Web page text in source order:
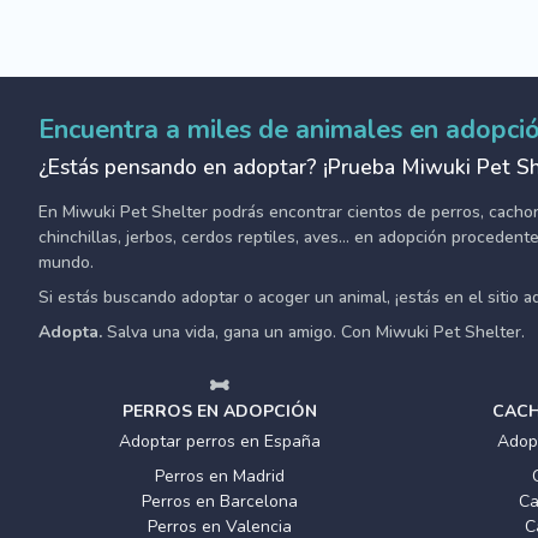
Encuentra a miles de animales en
¿Estás pensando en adoptar? ¡Prueba Miwuki Pet
En Miwuki Pet Shelter podrás encontrar cientos de perros,
chinchillas, jerbos, cerdos reptiles, aves... en adopción
mundo.
Si estás buscando adoptar o acoger un animal, ¡estás en el sitio
Adopta. Salva una vida, gana un amigo. Con Miwuki Pet Shelter.
PERROS EN ADOPCIÓN
Adoptar perros en España
Perros en Madrid
Perros en Barcelona
Perros en Valencia